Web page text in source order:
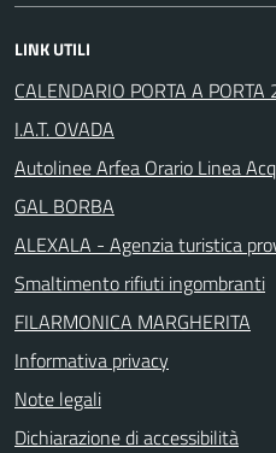
LINK UTILI
CALENDARIO PORTA A PORTA
I.A.T. OVADA
Autolinee Arfea Orario Linea
GAL BORBA
ALEXALA - Agenzia turistica
Smaltimento rifiuti ingombranti
FILARMONICA MARGHERITA
Informativa privacy
Note legali
Dichiarazione di accessibilità